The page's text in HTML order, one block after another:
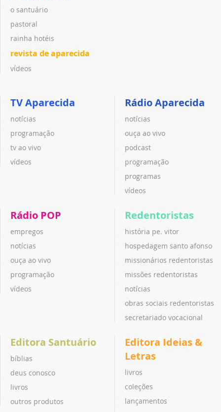
o santuário
pastoral
rainha hotéis
revista de aparecida
vídeos
TV Aparecida
notícias
programação
tv ao vivo
vídeos
Rádio Aparecida
notícias
ouça ao vivo
podcast
programação
programas
vídeos
Rádio POP
empregos
notícias
ouça ao vivo
programação
vídeos
Redentoristas
história pe. vitor
hospedagem santo afonso
missionários redentoristas
missões redentoristas
notícias
obras sociais redentoristas
secretariado vocacional
Editora Santuário
bíblias
deus conosco
livros
outros produtos
Editora Ideias &
Letras
livros
coleções
lançamentos